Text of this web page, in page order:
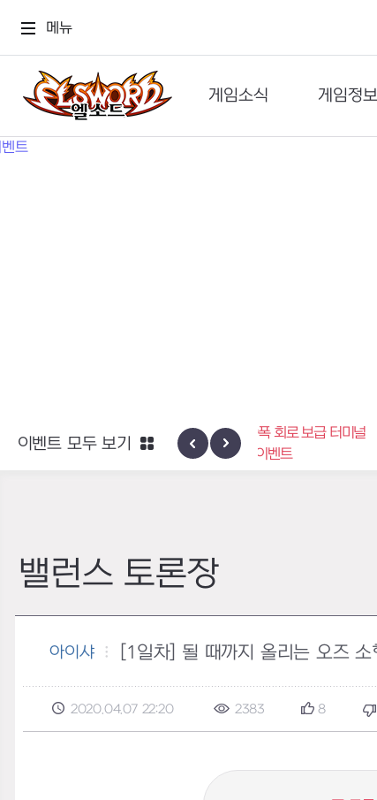
메뉴
게임소식
공지사항
게임정보
세계관
엑사스케일 증폭 회로 보급 터미널
이벤트
하이반의
이벤트 모두 보기
밸런스 토론장
아이샤 [1일차] 될 때까지 올리는 오즈
2020.04.07 22:20 2383 8